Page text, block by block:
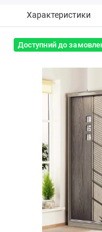
Характеристики
Доступний до